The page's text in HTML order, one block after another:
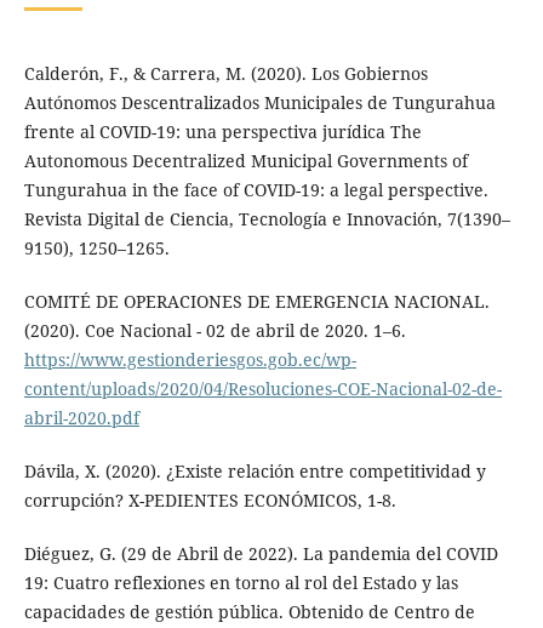
Calderón, F., & Carrera, M. (2020). Los Gobiernos
Autónomos Descentralizados Municipales de Tungurahua
frente al COVID-19: una perspectiva jurídica The
Autonomous Decentralized Municipal Governments of
Tungurahua in the face of COVID-19: a legal perspective.
Revista Digital de Ciencia, Tecnología e Innovación, 7(1390–
9150), 1250–1265.
COMITÉ DE OPERACIONES DE EMERGENCIA NACIONAL.
(2020). Coe Nacional - 02 de abril de 2020. 1–6.
https://www.gestionderiesgos.gob.ec/wp-
content/uploads/2020/04/Resoluciones-COE-Nacional-02-de-
abril-2020.pdf
Dávila, X. (2020). ¿Existe relación entre competitividad y
corrupción? X-PEDIENTES ECONÓMICOS, 1-8.
Diéguez, G. (29 de Abril de 2022). La pandemia del COVID
19: Cuatro reflexiones en torno al rol del Estado y las
capacidades de gestión pública. Obtenido de Centro de